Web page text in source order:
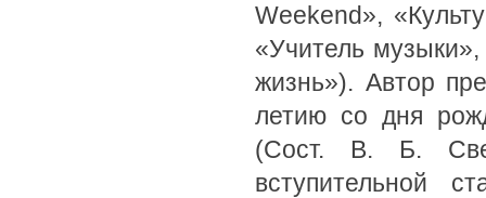
Weekend»,
«Учитель
жизнь»). Автор
летию со дня
(Сост. В. Б.
вступительной